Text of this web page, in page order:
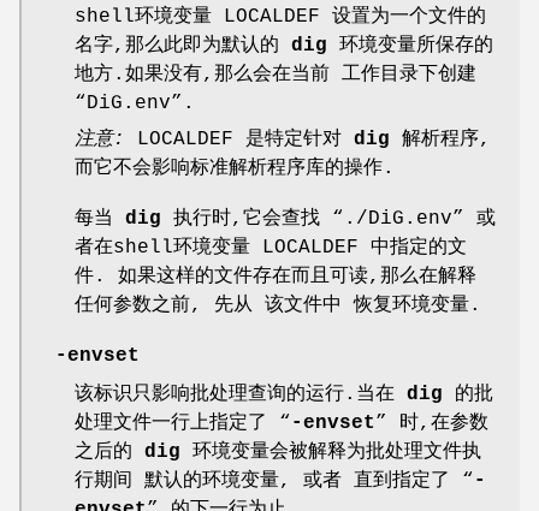
shell环境变量 LOCALDEF 设置为一个文件的
名字,那么此即为默认的 dig 环境变量所保存的
地方.如果没有,那么会在当前 工作目录下创建
“DiG.env”.
注意:
LOCALDEF 是特定针对 dig 解析程序,
而它不会影响标准解析程序库的操作.
每当 dig 执行时,它会查找 “ ./DiG.env” 或
者在shell环境变量 LOCALDEF 中指定的文
件. 如果这样的文件存在而且可读,那么在解释
任何参数之前, 先从 该文件中 恢复环境变量.
-envset
该标识只影响批处理查询的运行.当在 dig 的批
处理文件一行上指定了 “ -envset” 时,在参数
之后的 dig 环境变量会被解释为批处理文件执
行期间 默认的环境变量, 或者 直到指定了 “ -